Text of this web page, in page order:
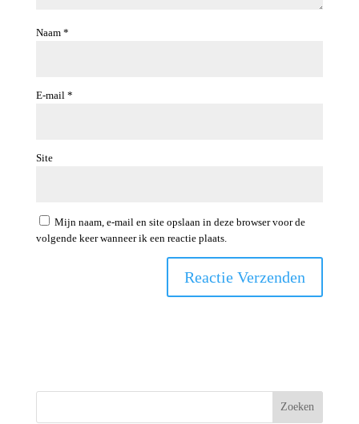
Naam *
E-mail *
Site
Mijn naam, e-mail en site opslaan in deze browser voor de
volgende keer wanneer ik een reactie plaats.
Zoeken